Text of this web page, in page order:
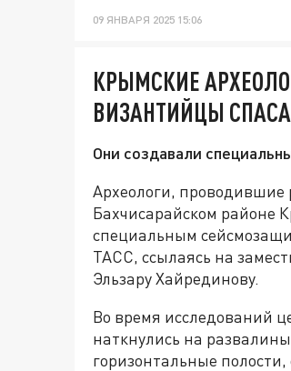
09 ЯНВАРЯ 2025 15:06
КРЫМСКИЕ
ВИЗАНТИЙЦЫ
Они создавали
Археологи, проводившие
Бахчисарайском районе
специальным
ТАСС, ссылаясь на
Эльзару Хайрединову.
Во время исследований
наткнулись на
горизонтальные